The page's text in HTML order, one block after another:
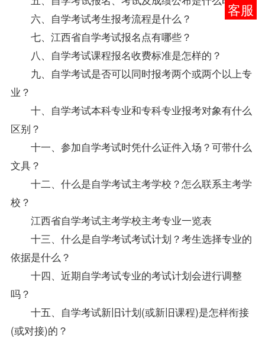
六、自学考试考生报考流程是什么？
七、江西省自学考试报名点有哪些？
八、自学考试课程报名收费标准是怎样的？
九、自学考试是否可以同时报考两个或两个以上专
业？
十、自学考试本科专业和专科专业报考对象有什么
区别？
十一、参加自学考试时凭什么证件入场？可带什么
文具？
十二、什么是自学考试主考学校？怎么联系主考学
校？
江西省自学考试主考学校主考专业一览表
十三、什么是自学考试考试计划？考生选择专业的
依据是什么？
十四、近期自学考试专业的考试计划会进行调整
吗？
十五、自学考试新旧计划(或新旧课程)是怎样衔接
(或对接)的？
咨询